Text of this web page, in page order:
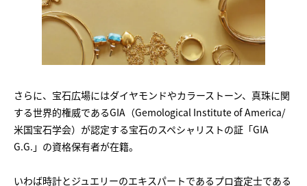
さらに、宝石広場にはダイヤモンドやカラーストーン、真珠に関
する世界的権威であるGIA（Gemological Institute of America/
米国宝石学会）が認定する宝石のスペシャリストの証「GIA
G.G.」の資格保有者が在籍。
いわば時計とジュエリーのエキスパートであるプロ査定士である